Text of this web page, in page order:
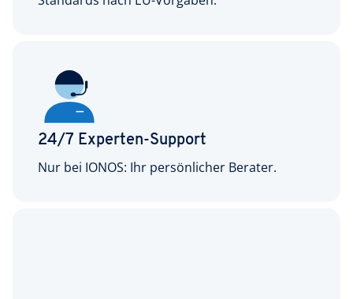
24/7 Experten-Support
Nur bei IONOS: Ihr persönlicher Berater.